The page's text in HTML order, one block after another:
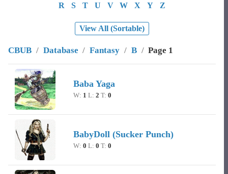
R
S T U V W X Y Z
View All (Sortable)
CBUB / Database / Fantasy / B / Page 1
ImageCharacter Name
Baba Yaga
W: 1 L: 2 T: 0
BabyDoll (Sucker Punch)
W: 0 L: 0 T: 0